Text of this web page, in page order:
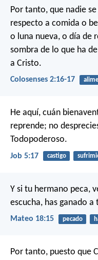
Por tanto, que nadie
respecto a comida o
o luna nueva, o día de
sombra de lo que ha
a Cristo.
Colosenses 2:16-17
He aquí, cuán
reprende; no
Todopoderoso.
Job 5:17 castigo
Y si tu hermano peca,
escucha, has ganado a
Mateo 18:15 pecado
Por tanto, puesto que